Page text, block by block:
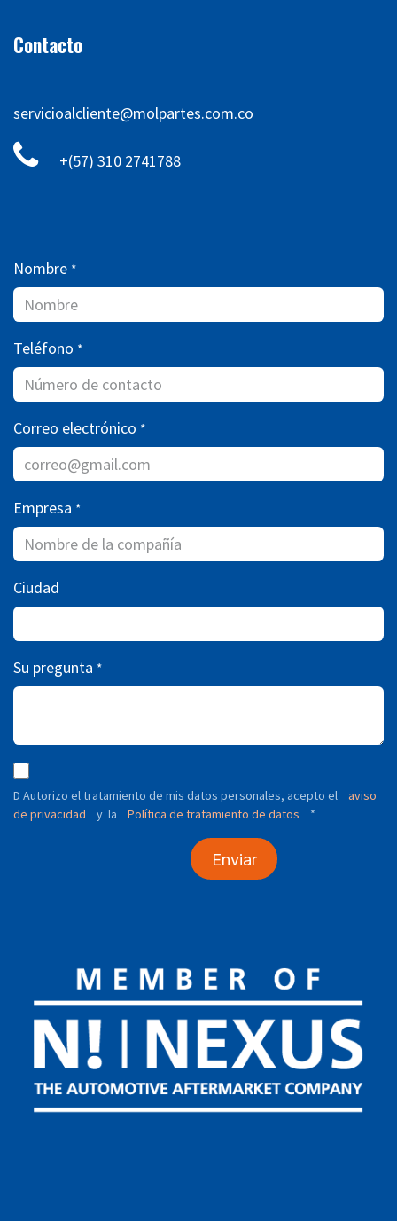
Contacto
servicioalcliente@molpartes.com.co
+(57) 310 2741788
Nombre *
Teléfono *
Correo electrónico *
Empresa *
Ciudad
Su pregunta *
D Autorizo ​​el tratamiento de mis datos personales, acepto el
aviso
de privacidad
y la Política de tratamiento de datos *
Enviar